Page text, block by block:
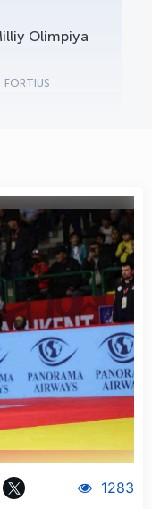
Olimpiya
FORTIUS
1283